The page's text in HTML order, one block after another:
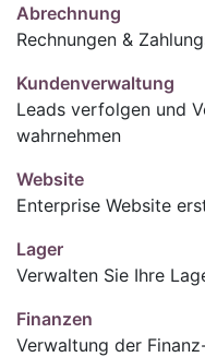
Abrechnung
Rechnungen &
Kundenverwaltung
Leads verfolgen und
wahrnehmen
Website
Enterprise Website
Lager
Verwalten Sie Ihre
Finanzen
Verwaltung der